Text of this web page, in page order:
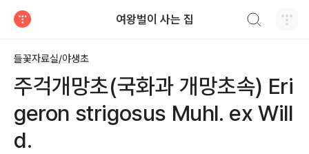
여왕벌이 사는 집
들꽃자료실/야생초
주걱개망초(국화과 개망초속) Eri
geron strigosus Muhl. ex Will
d.